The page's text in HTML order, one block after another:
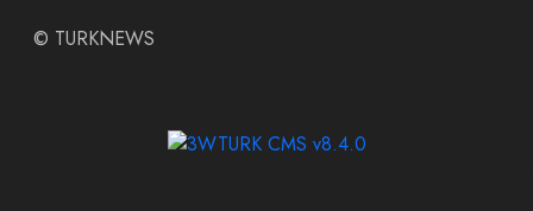
© TURKNEWS